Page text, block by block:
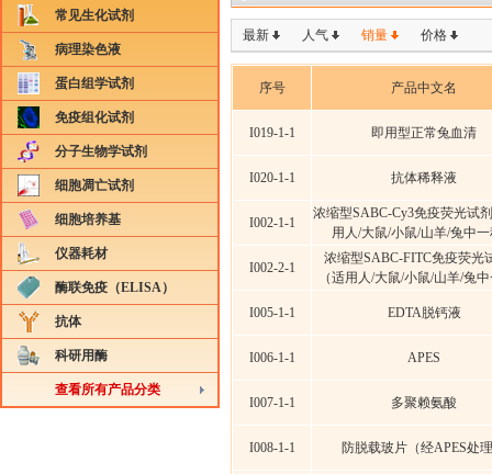
常见生化试剂
病理染色液
蛋白组学试剂
免疫组化试剂
分子生物学试剂
细胞凋亡试剂
细胞培养基
仪器耗材
酶联免疫（ELISA）
抗体
科研用酶
查看所有产品分类
最新 人气 销量 价格
序号 产品中文名
I019-1-1 即用型正常兔血清
I020-1-1 抗体稀释液
I002-1-1
浓缩型SABC-Cy3免疫荧光试
用人/大鼠/小鼠/山羊/兔中
I002-2-1
浓缩型SABC-FITC免疫荧光
（适用人/大鼠/小鼠/山羊/兔
I005-1-1 EDTA脱钙液
I006-1-1 APES
I007-1-1 多聚赖氨酸
I008-1-1 防脱载玻片（经APES处